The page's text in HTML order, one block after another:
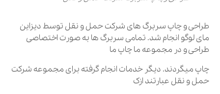
طراحی و چاپ سربرگ های شرکت حمل و نقل توسط دیزاین
مای لوگو انجام شد. تمامی سربرگ ها به صورت اختصاصی
طراحی و در مجموعه ما چاپ ما
چاپ میگردند. دیگر خدمات انجام گرفته برای مجموعه شرکت
حمل و نقل عبارتند ازک